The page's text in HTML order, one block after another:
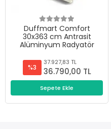
Duffmart Comfort
30x363 cm Antrasit
Alüminyum Radyatör
%3
37.927,83 TL
36.790,00 TL
Sepete Ekle